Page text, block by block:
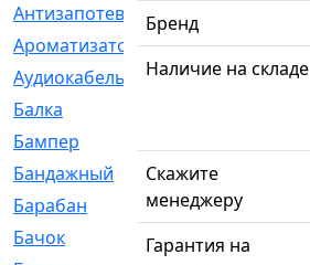
Антизапотеватель
Ароматизатор
[35]
Аудиокабель
[2]
Балка
Бампер
Бандажный
[6]
Барабан
[5]
Бачок
[40]
Бренд
Наличие на складе
Скажите
менеджеру
Гарантия на